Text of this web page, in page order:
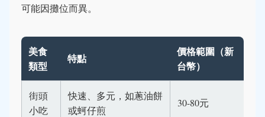
可能因攤位而異。
美食
類型
特點
價格範圍（新
台幣）
街頭
小吃
快速、多元，如蔥油餅
或蚵仔煎
30-80元